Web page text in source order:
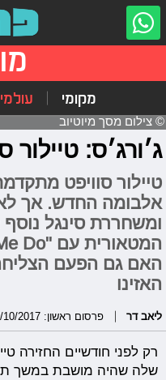
מקומי עולמי
© צילום מסך מיוטיוב
ג׳ורג׳ס:
טיילור סוויפט
אלבומה החדש. אך
ומשחררת סינגל
האם גם הפעם
האזינו
ליאב דר פרסום ראשון: 20/10/2017, 11:23
רק לפני חודשיים החזירה
שלה שהיה מושבת במשך